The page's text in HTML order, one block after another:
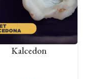
Kalcedon